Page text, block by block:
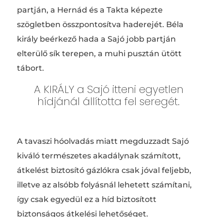
partján, a Hernád és a Takta képezte
szögletben összpontosítva haderejét. Béla
király beérkező hada a Sajó jobb partján
elterülő sík terepen, a muhi pusztán ütött
tábort.
A KIRÁLY a Sajó itteni egyetlen
hídjánál állította fel seregét.
A tavaszi hóolvadás miatt megduzzadt Sajó
kiváló természetes akadálynak számított,
átkelést biztosító gázlókra csak jóval feljebb,
illetve az alsóbb folyásnál lehetett számítani,
így csak egyedül ez a híd biztosított
biztonságos átkelési lehetőséget.